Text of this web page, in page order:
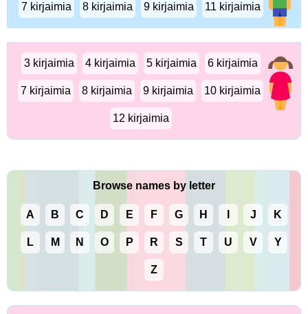
7 kirjaimia 8 kirjaimia 9 kirjaimia 11 kirjaimia
3 kirjaimia 4 kirjaimia 5 kirjaimia 6 kirjaimia
7 kirjaimia 8 kirjaimia 9 kirjaimia 10 kirjaimia
12 kirjaimia
Browse names by letter
A B C D E F G H J K
L M N O P R S T U V Y
Z